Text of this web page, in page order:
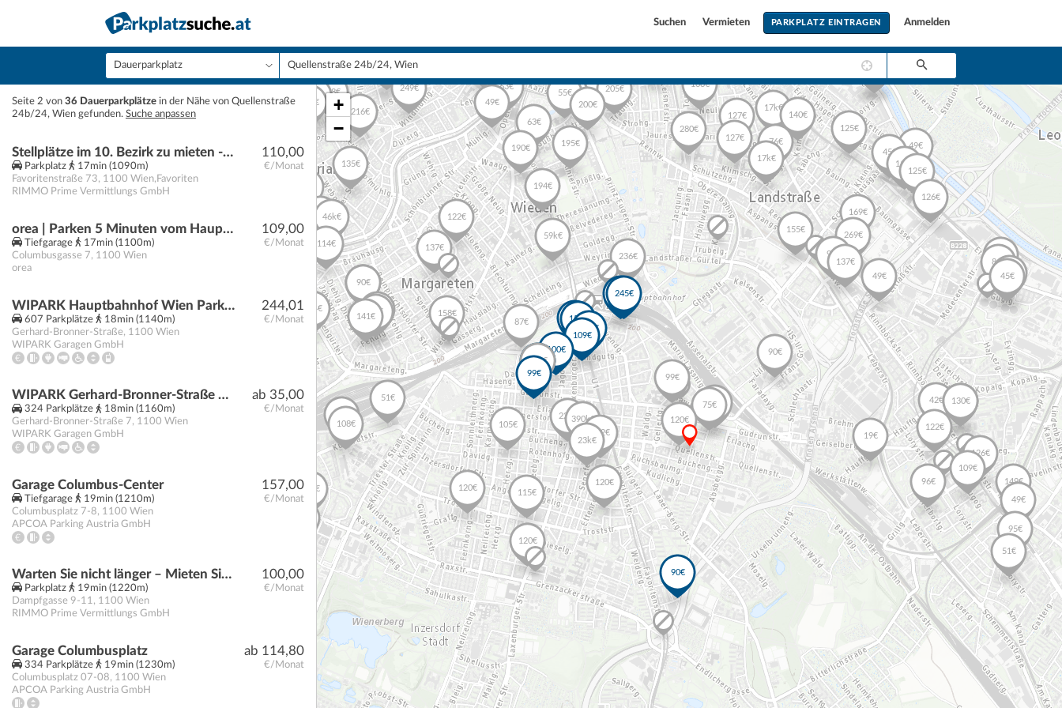
Suchen Vermieten PARKPLATZ EINTRAGEN Anmelden
Seite 2 von 36 Dauerparkplätze in der Nähe von Quellenstraße
24b/24, Wien gefunden. Suche anpassen
110,00
€/Monat
Stellplätze im 10. Bezirk zu mieten - Jetzt Anfragen!
Parkplatz
17min (1090m)
Favoritenstraße 73, 1100 Wien,Favoriten
RIMMO Prime Vermittlungs GmbH
109,00
€/Monat
orea | Parken 5 Minuten vom Hauptbahnhof | Columbusgasse 7
Tiefgarage
17min (1100m)
Columbusgasse 7, 1100 Wien
orea
244,01
€/Monat
WIPARK Hauptbahnhof Wien Parkgarage
607 Parkplätze
18min (1140m)
Gerhard-Bronner-Straße, 1100 Wien
WIPARK Garagen GmbH
ab 35,00
€/Monat
WIPARK Gerhard-Bronner-Straße Parkgarage
324 Parkplätze
18min (1160m)
Gerhard-Bronner-Straße 7, 1100 Wien
WIPARK Garagen GmbH
157,00
€/Monat
Garage Columbus-Center
Tiefgarage
19min (1210m)
Columbusplatz 7-8, 1100 Wien
APCOA Parking Austria GmbH
100,00
€/Monat
Warten Sie nicht länger – Mieten Sie Ihren Stellplatz noch heute!
Parkplatz
19min (1220m)
Dampfgasse 9-11, 1100 Wien
RIMMO Prime Vermittlungs GmbH
ab 114,80
€/Monat
Garage Columbusplatz
334 Parkplätze
19min (1230m)
Columbusplatz 07-08, 1100 Wien
APCOA Parking Austria GmbH
+
−